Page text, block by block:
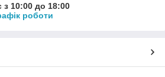
з 10:00 до 18:00
роботи